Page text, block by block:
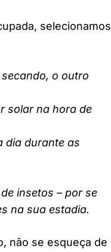
selecionamos
o outro
solar na hora de
dia durante as
insetos – por se
na sua estadia.
não se esqueça de